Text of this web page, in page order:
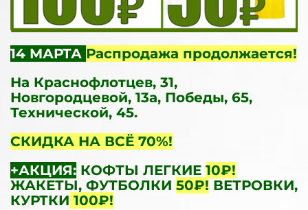
14 МАРТА Распродажа продолжается!
На Краснофлотцев, 31,
Новгородцевой, 13а, Победы, 65,
Технической, 45.
СКИДКА НА ВСЁ 70%!
+АКЦИЯ: КОФТЫ ЛЕГКИЕ 10₽!
ЖАКЕТЫ, ФУТБОЛКИ 50₽! ВЕТРОВКИ,
КУРТКИ 100₽!